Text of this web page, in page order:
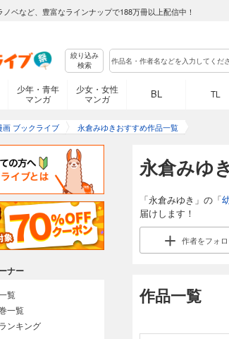
ベなど、豊富なラインナップで188万冊以上配信中！
絞り込み
検索
少年・青年
マンガ
少女・女性
マンガ
BL TL
画 ブックライブ 永倉みゆきおすすめ作品一覧
永倉みゆ
「永倉みゆき」の「
届けします！
作者をフォ
作品一覧
ナー
覧
一覧
ンキング